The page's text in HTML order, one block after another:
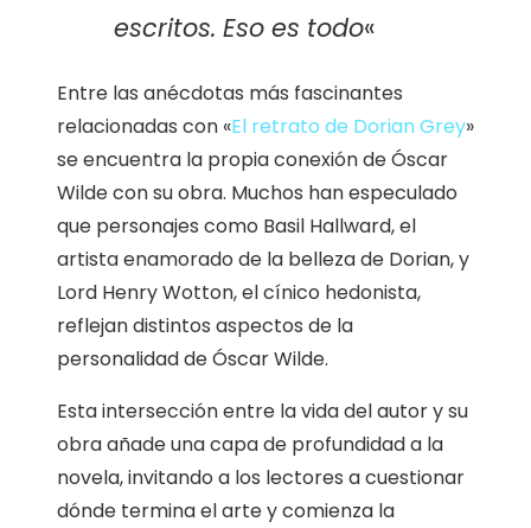
escritos. Eso es todo«
Entre las anécdotas más fascinantes
relacionadas con «El retrato de Dorian Grey»
se encuentra la propia conexión de Óscar
Wilde con su obra. Muchos han especulado
que personajes como Basil Hallward, el
artista enamorado de la belleza de Dorian, y
Lord Henry Wotton, el cínico hedonista,
reflejan distintos aspectos de la
personalidad de Óscar Wilde.
Esta intersección entre la vida del autor y su
obra añade una capa de profundidad a la
novela, invitando a los lectores a cuestionar
dónde termina el arte y comienza la